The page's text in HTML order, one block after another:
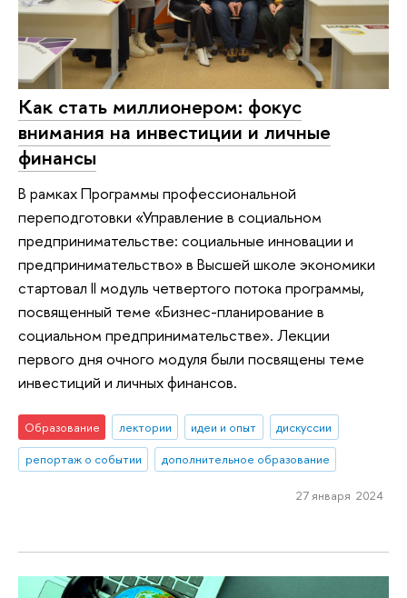
Как стать миллионером: фокус
внимания на инвестиции и личные
финансы
В рамках Программы профессиональной
переподготовки «Управление в социальном
предпринимательстве: социальные инновации и
предпринимательство» в Высшей школе экономики
стартовал II модуль четвертого потока программы,
посвященный теме «Бизнес-планирование в
социальном предпринимательстве». Лекции
первого дня очного модуля были посвящены теме
инвестиций и личных финансов.
Образование лектории идеи и опыт
дискуссии
репортаж о событии
дополнительное образование
27 января 2024